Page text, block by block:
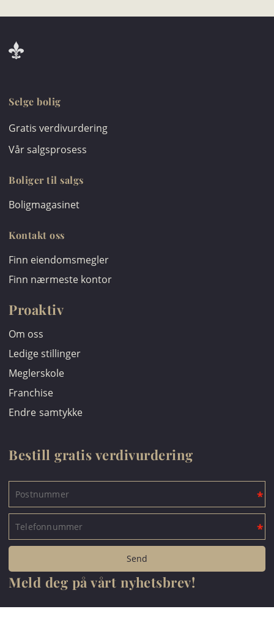
Selge bolig
Gratis verdivurdering
Vår salgsprosess
Boliger til salgs
Boligmagasinet
Kontakt oss
Finn eiendomsmegler
Finn nærmeste kontor
Proaktiv
Om oss
Ledige stillinger
Meglerskole
Franchise
Endre samtykke
Bestill gratis verdivurdering
Meld deg på vårt nyhetsbrev!